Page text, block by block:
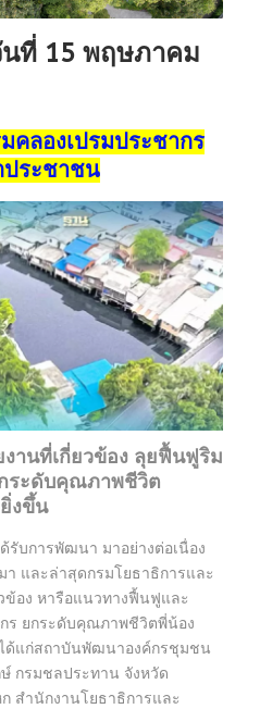
นที่ 15 พฤษภาคม
คลองเปรมประชากร
ระชาชน
านที่เกี่ยวข้อง ลุยฟื้นฟูริม
ระดับคุณภาพชีวิต
งขึ้น
รับการพัฒนา มาอย่างต่อเนื่อง
และล่าสุดกรมโยธาธิการและ
ข้อง หารือแนวทางฟื้นฟูและ
ร ยกระดับคุณภาพชีวิตพี่น้อง
ด้แก่สถาบันพัฒนาองค์กรชุมชน
กรมชลประทาน จังหวัด
สำนักงานโยธาธิการและ